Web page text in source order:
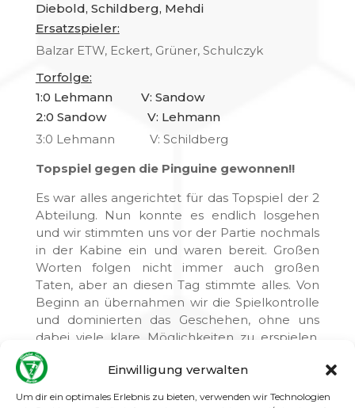
Einwilligung verwalten
Um dir ein optimales Erlebnis zu bieten, verwenden wir Technologien
Diebold, Schildberg, Mehdi
Ersatzspieler:
Balzar ETW, Eckert, Grüner, Schulczyk
Torfolge:
1:0 Lehmann V: Sandow
2:0 Sandow V: Lehmann
3:0 Lehmann V: Schildberg
Topspiel gegen die Pinguine gewonnen!!
Es war alles angerichtet für das Topspiel der 2
Abteilung. Nun konnte es endlich losgehen
und wir stimmten uns vor der Partie nochmals
in der Kabine ein und waren bereit. Großen
Worten folgen nicht immer auch großen
Taten, aber an diesen Tag stimmte alles. Von
Beginn an übernahmen wir die Spielkontrolle
und dominierten das Geschehen, ohne uns
dabei viele klare Möglichkeiten zu erspielen,
denn beide Mannschaften agierten sehr
aufmerksam in der Defensive. Besonders